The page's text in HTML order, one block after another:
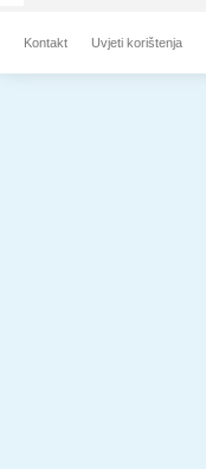
Kontakt Uvjeti korištenja